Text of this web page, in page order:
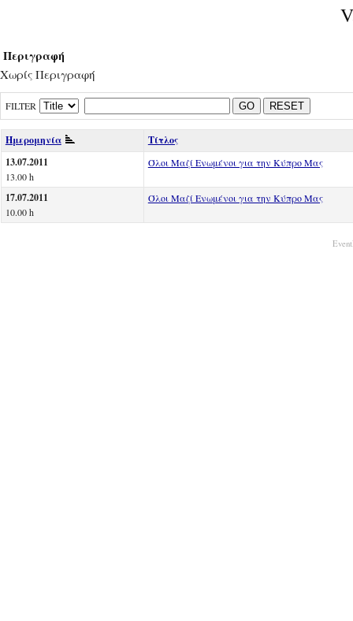
Περιγραφή
Χωρίς Περιγραφή
FILTER GO RESET
Ημερομηνία
Τίτλος
13.07.2011
13.00 h
Όλοι Μαζί Ενωμένοι για την Κύπρο Μας
17.07.2011
10.00 h
Όλοι Μαζί Ενωμένοι για την Κύπρο Μας